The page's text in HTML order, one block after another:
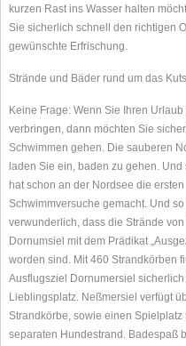
kurzen Rast ins Wasser halten
Sie sicherlich schnell den richtigen
gewünschte Erfrischung.
Strände und Bäder rund um das
Keine Frage: Wenn Sie Ihren Urlaub
verbringen, dann möchten Sie
Schwimmen gehen. Die sauberen
laden Sie ein, baden zu gehen. Und
hat schon an der Nordsee die ersten
Schwimmversuche gemacht. Und
verwunderlich, dass die Strände
Dornumsiel mit dem Prädikat
worden sind. Mit 460 Strandkörben
Ausflugsziel Dornumersiel
Lieblingsplatz. Neßmersiel verfügt
Strandkörbe, sowie einen Spielplatz
separaten Hundestrand. Badespaß